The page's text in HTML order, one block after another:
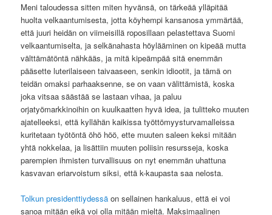
Meni taloudessa sitten miten hyvänsä, on tärkeää ylläpitää
huolta velkaantumisesta, jotta köyhempi kansanosa ymmärtää,
että juuri heidän on viimeisillä roposillaan pelastettava Suomi
velkaantumiselta, ja selkänahasta höylääminen on kipeää mutta
välttämätöntä nähkääs, ja mitä kipeämpää sitä enemmän
pääsette luterilaiseen taivaaseen, senkin idiootit, ja tämä on
teidän omaksi parhaaksenne, se on vaan välittämistä, koska
joka vitsaa säästää se lastaan vihaa, ja paluu
orjatyömarkkinoihin on kuulkaatten hyvä idea, ja tulitteko muuten
ajatelleeksi, että kyllähän kaikissa työttömyysturvamalleissa
kuritetaan työtöntä öhö höö, ette muuten saleen keksi mitään
yhtä nokkelaa, ja lisättiin muuten poliisin resursseja, koska
parempien ihmisten turvallisuus on nyt enemmän uhattuna
kasvavan eriarvoistum siksi, että k-kaupasta saa nelosta.
Tolkun presidenttiydessä on sellainen hankaluus, että ei voi
sanoa mitään eikä voi olla mitään mieltä. Maksimaalinen